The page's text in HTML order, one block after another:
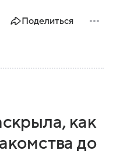
Поделиться
как
до